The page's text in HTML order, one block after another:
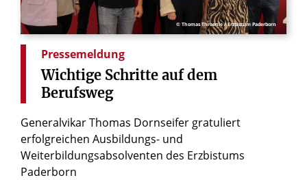
© Thomas Throenle / Erzbistum Paderborn
Pressemeldung
Wichtige Schritte auf dem
Berufsweg
Generalvikar Thomas Dornseifer gratuliert
erfolgreichen Ausbildungs- und
Weiterbildungsabsolventen des Erzbistums
Paderborn